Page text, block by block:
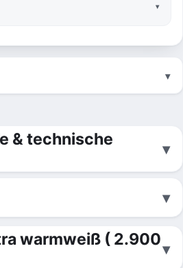
& technische
warmweiß ( 2.900